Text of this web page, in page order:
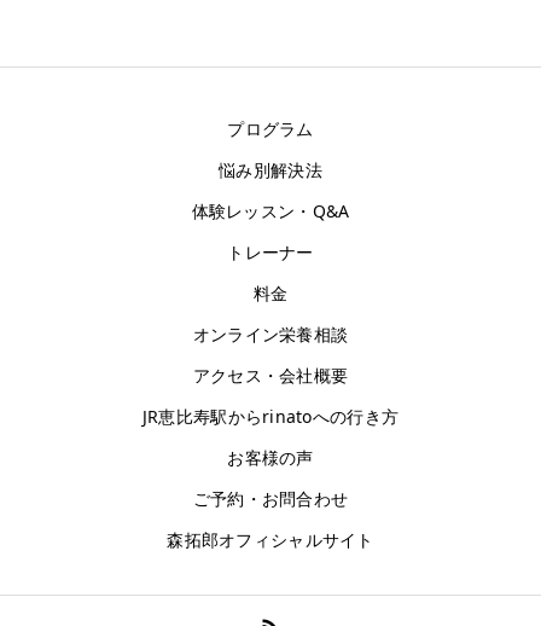
プログラム
悩み別解決法
体験レッスン・Q&A
トレーナー
料金
オンライン栄養相談
アクセス・会社概要
JR恵比寿駅からrinatoへの行き方
お客様の声
ご予約・お問合わせ
森拓郎オフィシャルサイト